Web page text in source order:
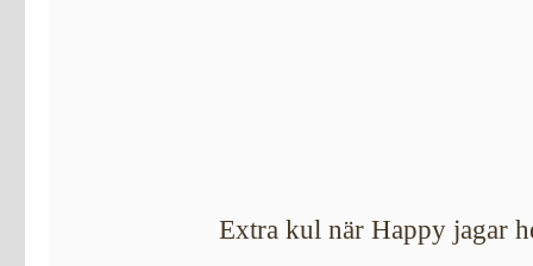
Extra kul när Happy jagar